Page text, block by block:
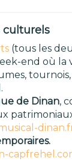
culturels
(tous les
end où la
de Dinan,